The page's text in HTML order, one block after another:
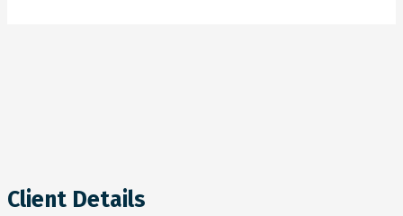
Client Details